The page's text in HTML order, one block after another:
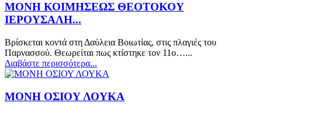
ΜΟΝΗ ΚΟΙΜΗΣΕΩΣ ΘΕΟΤΟΚΟΥ
ΙΕΡΟΥΣΑΛΗ...
Βρίσκεται κοντά στη Δαύλεια Βοιωτίας, στις πλαγιές του
Παρνασσού. Θεωρείται πως κτίστηκε τον 11ο…...
Διαβάστε περισσότερα...
ΜΟΝΗ ΟΣΙΟΥ ΛΟΥΚΑ